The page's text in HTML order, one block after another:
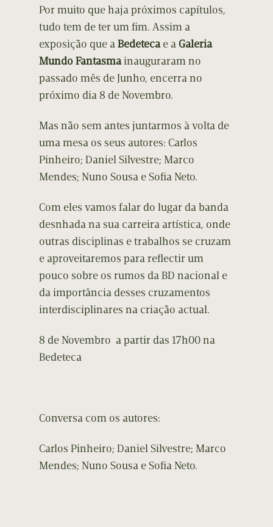
Por muito que haja próximos capítulos,
tudo tem de ter um fim. Assim a
exposição que aBedetecae aGaleria
Mundo Fantasmainauguraram no
passado mês de Junho, encerra no
próximo dia 8 de Novembro.
Mas não sem antes juntarmos à volta de
uma mesa os seus autores: Carlos
Pinheiro; Daniel Silvestre; Marco
Mendes; Nuno Sousa e Sofia Neto.
Com eles vamos falar do lugar da banda
desnhada na sua carreira artística, onde
outras disciplinas e trabalhos se cruzam
e aproveitaremos para reflectir um
pouco sobre os rumos da BD nacional e
da importância desses cruzamentos
interdisciplinares na criação actual.
8 de Novembro a partir das 17h00 na
Bedeteca
Conversa com os autores:
Carlos Pinheiro; Daniel Silvestre; Marco
Mendes; Nuno Sousa e Sofia Neto.